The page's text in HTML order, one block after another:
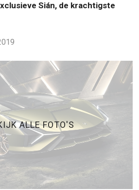
Sián, de krachtigste
ALLE FOTO'S